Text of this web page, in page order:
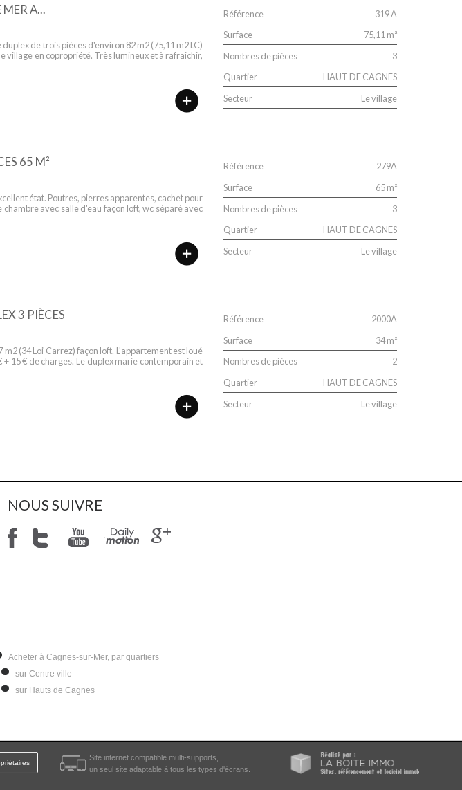
Référence
319 A
Surface
75,11 m²
Nombres de pièces
3
Quartier
HAUT DE CAGNES
Secteur
Le village
A...
de trois pièces d'environ 82 m2 (75,11 m2 LC)
village en copropriété. Très lumineux et à rafraichir,
Référence
279A
Surface
65 m²
Nombres de pièces
3
Quartier
HAUT DE CAGNES
Secteur
Le village
65 M²
état. Poutres, pierres apparentes, cachet pour
avec salle d'eau façon loft, wc séparé avec
Référence
2000A
Surface
34 m²
Nombres de pièces
2
Quartier
HAUT DE CAGNES
Secteur
Le village
3 PIÈCES
(34 Loi Carrez) façon loft. L'appartement est loué
15 € de charges. Le duplex marie contemporain et
NOUS SUIVRE
Acheter à Cagnes-sur-Mer, par quartiers
sur Centre ville
sur Hauts de Cagnes
Site internet compatible multi-supports,
un seul site adaptable à tous les types d'écrans.